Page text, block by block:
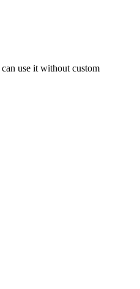
use it without custom